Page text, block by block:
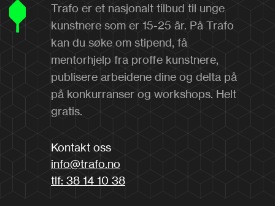
Trafo er et nasjonalt tilbud til unge
kunstnere som er 15-25 år. På Trafo
kan du søke om stipend, få
mentorhjelp fra proffe kunstnere,
publisere arbeidene dine og delta på
på konkurranser og workshops. Helt
gratis.
Kontakt oss
info@trafo.no
tlf: 38 14 10 38